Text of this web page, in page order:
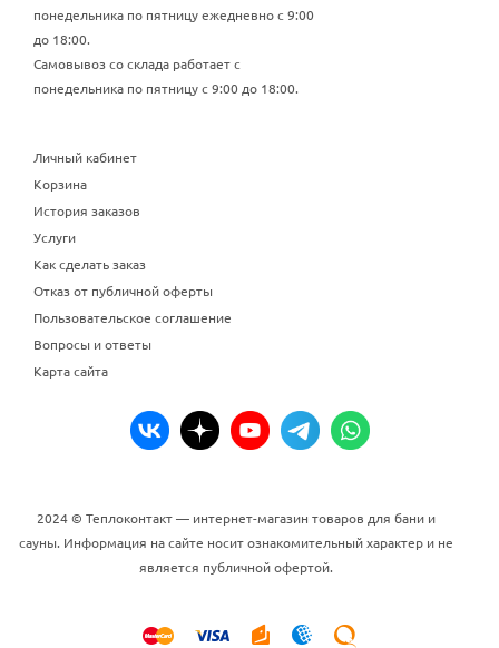
понедельника по пятницу ежедневно с 9:00
до 18:00.
Самовывоз со склада работает с
понедельника по пятницу с 9:00 до 18:00.
Личный кабинет
Корзина
История заказов
Услуги
Как сделать заказ
Отказ от публичной оферты
Пользовательское соглашение
Вопросы и ответы
Карта сайта
2024 © Теплоконтакт — интернет-магазин товаров для бани и
сауны. Информация на сайте носит ознакомительный характер и не
является публичной офертой.